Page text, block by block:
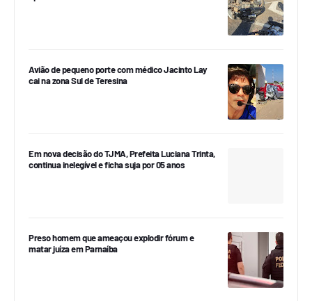
Avião de pequeno porte com médico Jacinto Lay
cai na zona Sul de Teresina
Em nova decisão do TJMA, Prefeita Luciana Trinta,
continua inelegível e ficha suja por 05 anos
Preso homem que ameaçou explodir fórum e
matar juíza em Parnaíba